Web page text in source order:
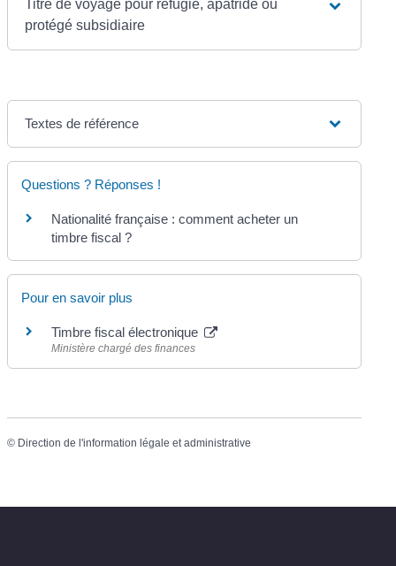
Titre de voyage pour réfugié, apatride ou
protégé subsidiaire
Textes de référence
Questions ? Réponses !
Nationalité française : comment acheter un
timbre fiscal ?
Pour en savoir plus
Timbre fiscal électronique
Ministère chargé des finances
© Direction de l'information légale et administrative